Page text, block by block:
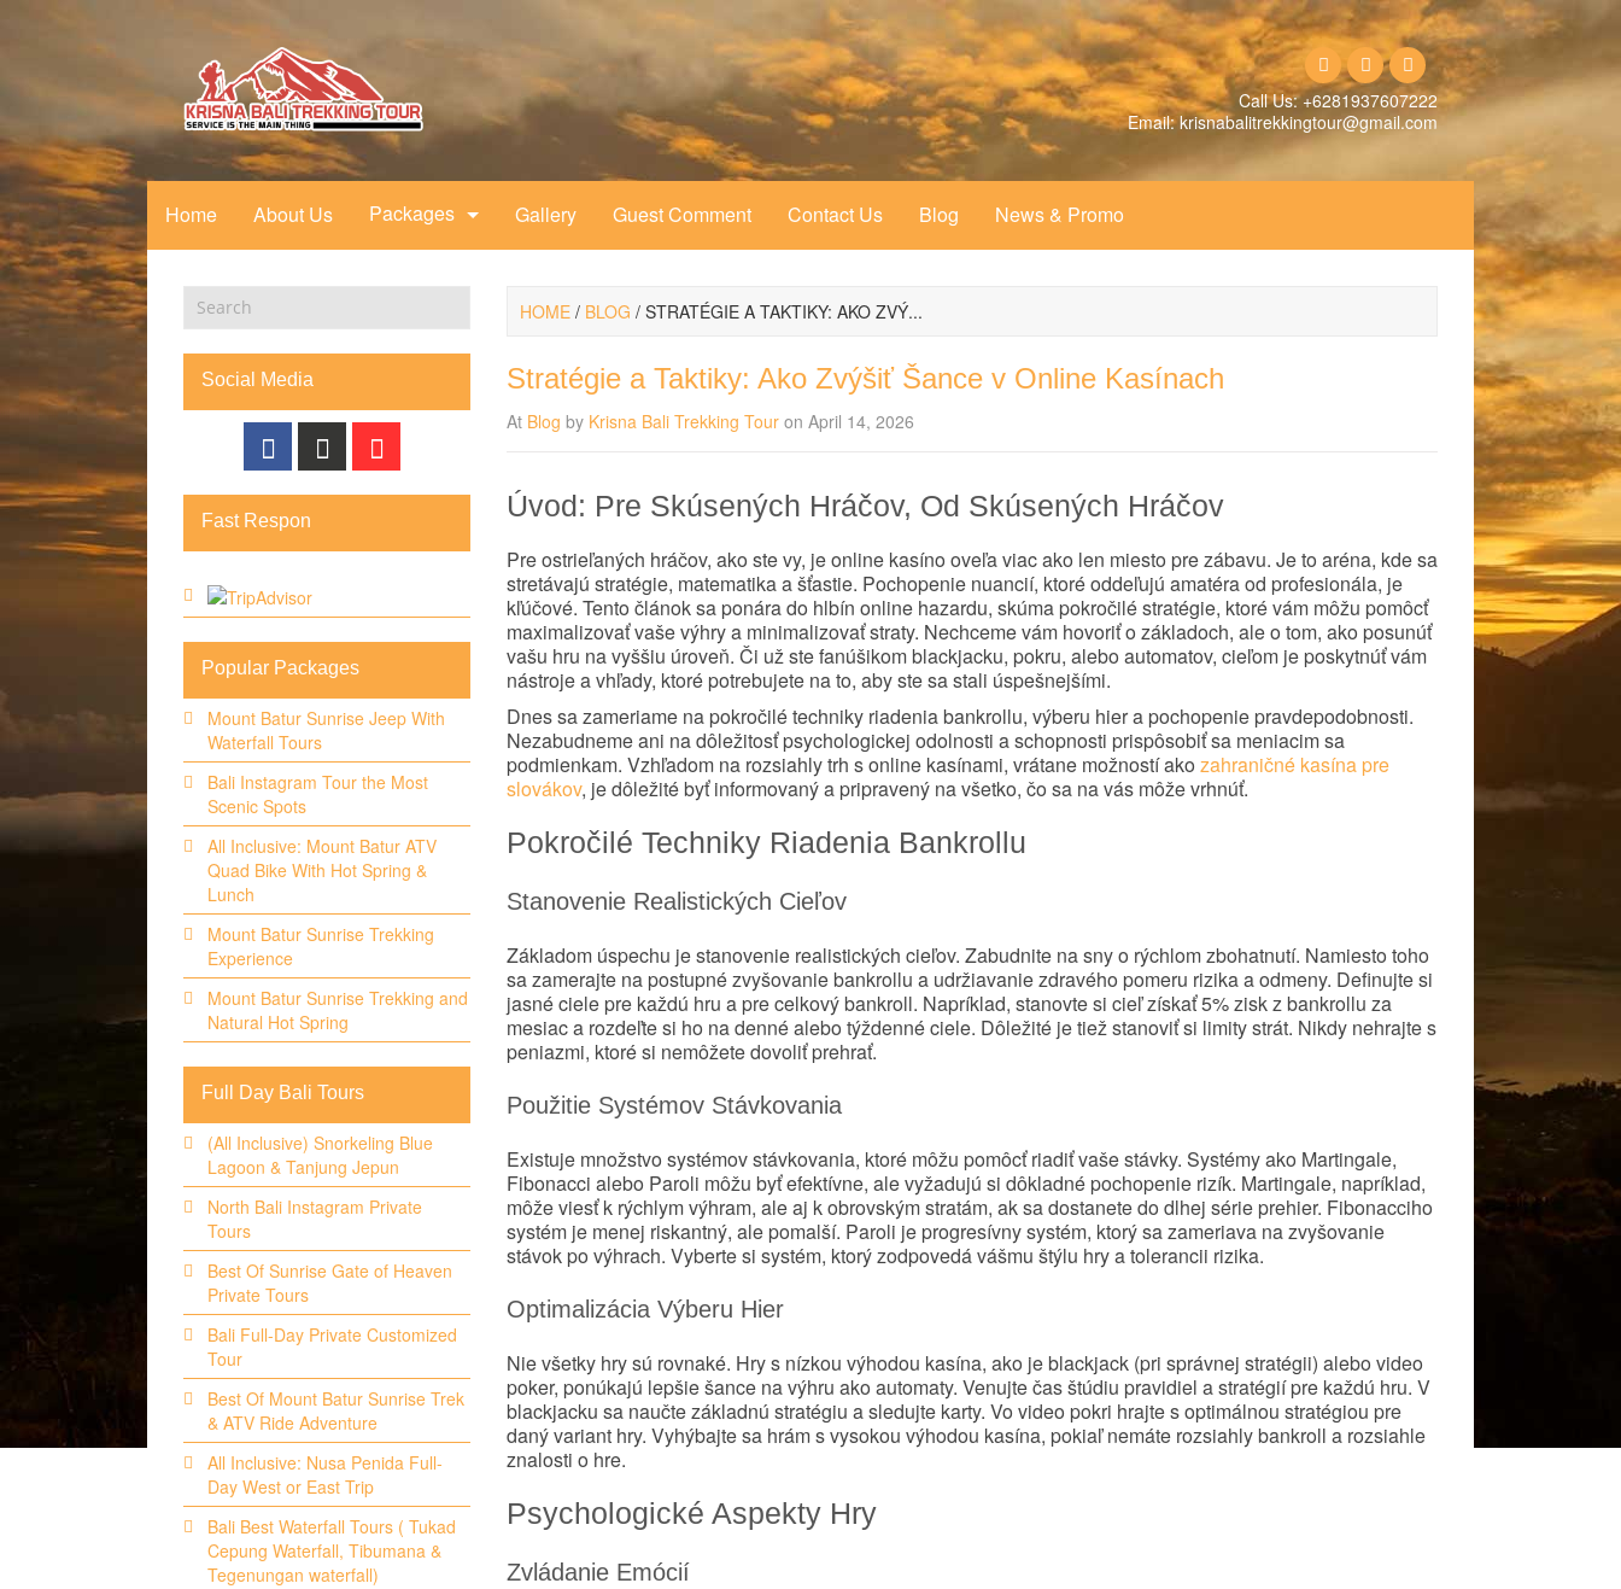
Call Us: +6281937607222
Email: krisnabalitrekkingtour@gmail.com
Home About Us Packages Gallery Guest Comment Contact Us Blog News & Promo
HOME/ BLOG / STRATÉGIE A TAKTIKY: AKO ZVÝ...
Stratégie a Taktiky: Ako Zvýšiť Šance v Online Kasínach
At Blog by Krisna Bali Trekking Touron April 14, 2026
Úvod: Pre Skúsených Hráčov, Od Skúsených Hráčov
Pre ostrieľaných hráčov, ako ste vy, je online kasíno oveľa viac ako len miesto pre zábavu. Je to aréna, kde sa
stretávajú stratégie, matematika a šťastie. Pochopenie nuancií, ktoré oddeľujú amatéra od profesionála, je
kľúčové. Tento článok sa ponára do hlbín online hazardu, skúma pokročilé stratégie, ktoré vám môžu pomôcť
maximalizovať vaše výhry a minimalizovať straty. Nechceme vám hovoriť o základoch, ale o tom, ako posunúť
vašu hru na vyššiu úroveň. Či už ste fanúšikom blackjacku, pokru, alebo automatov, cieľom je poskytnúť vám
nástroje a vhľady, ktoré potrebujete na to, aby ste sa stali úspešnejšími.
Dnes sa zameriame na pokročilé techniky riadenia bankrollu, výberu hier a pochopenie pravdepodobnosti.
Nezabudneme ani na dôležitosť psychologickej odolnosti a schopnosti prispôsobiť sa meniacim sa
podmienkam. Vzhľadom na rozsiahly trh s online kasínami, vrátane možností ako zahraničné kasína pre
slovákov, je dôležité byť informovaný a pripravený na všetko, čo sa na vás môže vrhnúť.
Pokročilé Techniky Riadenia Bankrollu
Stanovenie Realistických Cieľov
Základom úspechu je stanovenie realistických cieľov. Zabudnite na sny o rýchlom zbohatnutí. Namiesto toho
sa zamerajte na postupné zvyšovanie bankrollu a udržiavanie zdravého pomeru rizika a odmeny. Definujte si
jasné ciele pre každú hru a pre celkový bankroll. Napríklad, stanovte si cieľ získať 5% zisk z bankrollu za
mesiac a rozdeľte si ho na denné alebo týždenné ciele. Dôležité je tiež stanoviť si limity strát. Nikdy nehrajte s
peniazmi, ktoré si nemôžete dovoliť prehrať.
Použitie Systémov Stávkovania
Existuje množstvo systémov stávkovania, ktoré môžu pomôcť riadiť vaše stávky. Systémy ako Martingale,
Fibonacci alebo Paroli môžu byť efektívne, ale vyžadujú si dôkladné pochopenie rizík. Martingale, napríklad,
môže viesť k rýchlym výhram, ale aj k obrovským stratám, ak sa dostanete do dlhej série prehier. Fibonacciho
systém je menej riskantný, ale pomalší. Paroli je progresívny systém, ktorý sa zameriava na zvyšovanie
stávok po výhrach. Vyberte si systém, ktorý zodpovedá vášmu štýlu hry a tolerancii rizika.
Optimalizácia Výberu Hier
Nie všetky hry sú rovnaké. Hry s nízkou výhodou kasína, ako je blackjack (pri správnej stratégii) alebo video
poker, ponúkajú lepšie šance na výhru ako automaty. Venujte čas štúdiu pravidiel a stratégií pre každú hru. V
blackjacku sa naučte základnú stratégiu a sledujte karty. Vo video pokri hrajte s optimálnou stratégiou pre
daný variant hry. Vyhýbajte sa hrám s vysokou výhodou kasína, pokiaľ nemáte rozsiahly bankroll a rozsiahle
znalosti o hre.
Psychologické Aspekty Hry
Zvládanie Emócií
Social Media
Fast Respon
Popular Packages
Mount Batur Sunrise Jeep With
Waterfall Tours
Bali Instagram Tour the Most
Scenic Spots
All Inclusive: Mount Batur ATV
Quad Bike With Hot Spring &
Lunch
Mount Batur Sunrise Trekking
Experience
Mount Batur Sunrise Trekking and
Natural Hot Spring
Full Day Bali Tours
(All Inclusive) Snorkeling Blue
Lagoon & Tanjung Jepun
North Bali Instagram Private
Tours
Best Of Sunrise Gate of Heaven
Private Tours
Bali Full-Day Private Customized
Tour
Best Of Mount Batur Sunrise Trek
& ATV Ride Adventure
All Inclusive: Nusa Penida Full-
Day West or East Trip
Bali Best Waterfall Tours ( Tukad
Cepung Waterfall, Tibumana &
Tegenungan waterfall)